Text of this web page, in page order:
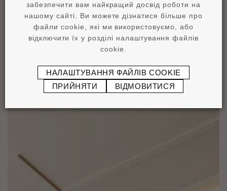
Наші сфери застосування
забезпечити вам найкращий досвід роботи на
нашому сайті. Ви можете дізнатися більше про
файли cookie, які ми використовуємо, або
відключити їх у розділі налаштування файлів
cookie.
НАЛАШТУВАННЯ ФАЙЛІВ COOKIE
ПРИЙНЯТИ
ВІДМОВИТИСЯ